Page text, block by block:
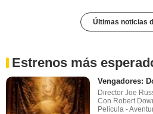
Últimas noticias
Estrenos más
Vengadores:
Director Joe
Con Robert
Película -